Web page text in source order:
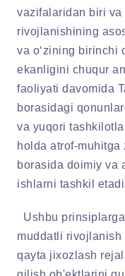
vazifalaridan biri va
rivojlanishining
va o‘zining birinchi
ekanligini chuqur
faoliyati davomida
borasidagi
va yuqori
holda atrof-
borasida doimiy va
ishlarni tashkil
Ushbu
muddatli rivojlanish
qayta jixozlash